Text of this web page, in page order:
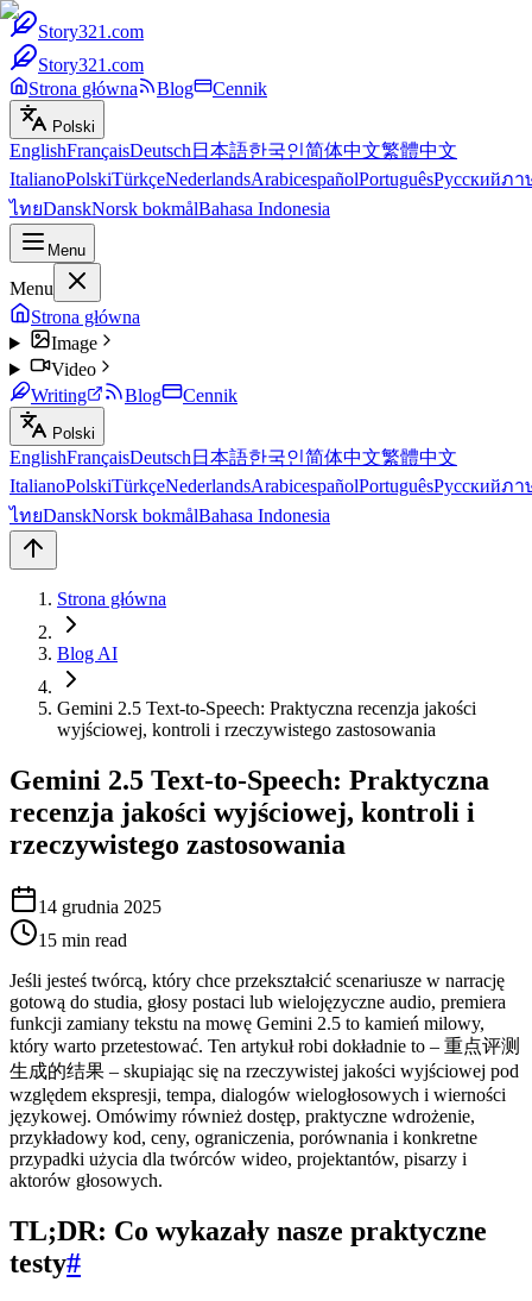
Story321.com
Story321.com
Strona główna
Blog Cennik
Polski
EnglishFrançaisDeutsch 日本語한국인简体中文繁體中文
ItalianoPolskiTürkçeNederlandsArabicespañolPortuguêsРусскийภา
ไทยDanskNorsk bokmålBahasa Indonesia
Menu
Menu
Strona główna
Image
Video
Writing
Blog Cennik
Polski
EnglishFrançaisDeutsch 日本語한국인简体中文繁體中文
ItalianoPolskiTürkçeNederlandsArabicespañolPortuguêsРусскийภา
ไทยDanskNorsk bokmålBahasa Indonesia
Strona główna
Blog AI
Gemini 2.5 Text-to-Speech: Praktyczna recenzja jakości
wyjściowej, kontroli i rzeczywistego zastosowania
Gemini 2.5 Text-to-Speech: Praktyczna
recenzja jakości wyjściowej, kontroli i
rzeczywistego zastosowania
14 grudnia 2025
15 min read
Jeśli jesteś twórcą, który chce przekształcić scenariusze w narrację
gotową do studia, głosy postaci lub wielojęzyczne audio, premiera
funkcji zamiany tekstu na mowę Gemini 2.5 to kamień milowy,
który warto przetestować. Ten artykuł robi dokładnie to – 重点评测
生成的结果 – skupiając się na rzeczywistej jakości wyjściowej pod
względem ekspresji, tempa, dialogów wielogłosowych i wierności
językowej. Omówimy również dostęp, praktyczne wdrożenie,
przykładowy kod, ceny, ograniczenia, porównania i konkretne
przypadki użycia dla twórców wideo, projektantów, pisarzy i
aktorów głosowych.
TL;DR: Co wykazały nasze praktyczne
testy#